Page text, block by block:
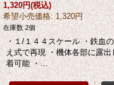
1,320円(税込)
希望小売価格: 1,320円
在庫数 2個
・１/１４４スケール ・鉄血
え式で再現 ・機体各部に露
着可能 ・…